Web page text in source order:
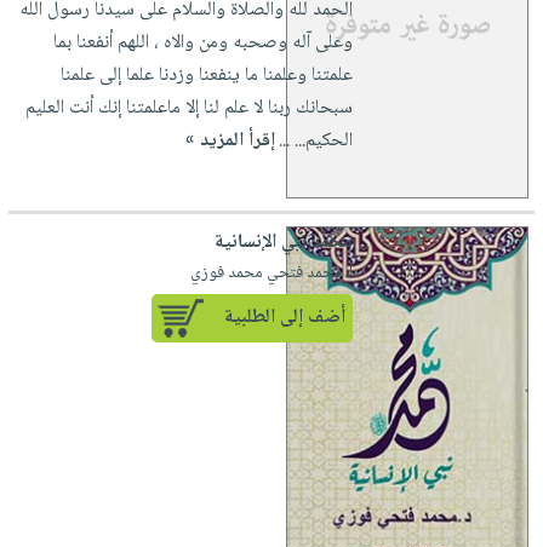
الحمد لله والصلاة والسلام على سيدنا رسول الله
وعلى آله وصحبه ومن والاه ، اللهم أنفعنا بما
علمتنا وعلمنا ما ينفعنا وزدنا علما إلى علمنا
سبحانك ربنا لا علم لنا إلا ماعلمتنا إنك أنت العليم
الحكيم... ...إقرأ المزيد »
محمد نبي الإنسانية
لـ محمد فتحي محمد فوزي
أضف إلى الطلبية